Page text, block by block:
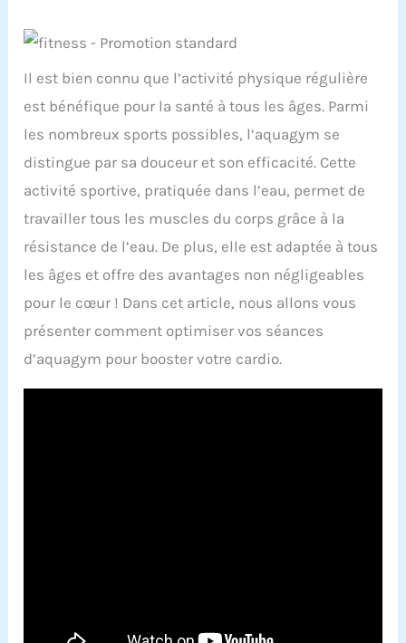
Il est bien connu que l’activité physique régulière
est bénéfique pour la santé à tous les âges. Parmi
les nombreux sports possibles, l’aquagym se
distingue par sa douceur et son efficacité. Cette
activité sportive, pratiquée dans l’eau, permet de
travailler tous les muscles du corps grâce à la
résistance de l’eau. De plus, elle est adaptée à tous
les âges et offre des avantages non négligeables
pour le cœur ! Dans cet article, nous allons vous
présenter comment optimiser vos séances
d’aquagym pour booster votre cardio.